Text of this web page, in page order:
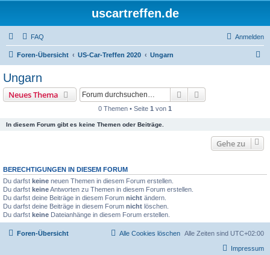
uscartreffen.de
FAQ Anmelden
Foren-Übersicht US-Car-Treffen 2020 Ungarn
Ungarn
Neues Thema Suche
0 Themen • Seite 1 von 1
In diesem Forum gibt es keine Themen oder Beiträge.
Gehe zu
BERECHTIGUNGEN IN DIESEM FORUM
Du darfst keine neuen Themen in diesem Forum erstellen.
Du darfst keineAntworten zu Themen in diesem Forum erstellen.
Du darfst deine Beiträge in diesem Forum nicht ändern.
Du darfst deine Beiträge in diesem Forum nicht löschen.
Du darfst keine Dateianhänge in diesem Forum erstellen.
Foren-Übersicht Alle Zeiten sind UTC+02:00
Alle Cookies löschen
Impressum